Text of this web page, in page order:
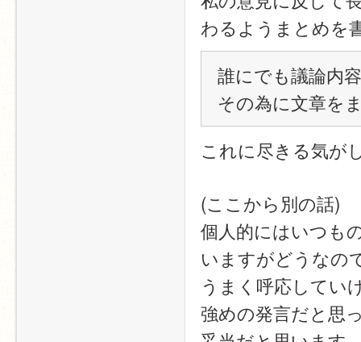
わるようまとめを
誰にでも議論内
その為に文章を
これに尽きる気が
(ここから別の話)
個人的にはいつも
いますがどうなの
うまく呼応してい
強めの発言だと思